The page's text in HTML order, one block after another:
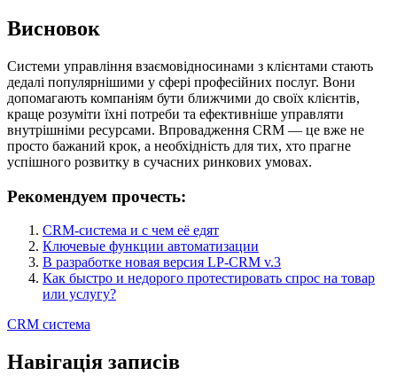
Висновок
Системи управління взаємовідносинами з клієнтами стають
дедалі популярнішими у сфері професійних послуг. Вони
допомагають компаніям бути ближчими до своїх клієнтів,
краще розуміти їхні потреби та ефективніше управляти
внутрішніми ресурсами. Впровадження CRM — це вже не
просто бажаний крок, а необхідність для тих, хто прагне
успішного розвитку в сучасних ринкових умовах.
Рекомендуем прочесть:
CRM-система и с чем её едят
Ключевые функции автоматизации
В разработке новая версия LP-CRM v.3
Как быстро и недорого протестировать спрос на товар
или услугу?
CRM система
Навігація записів